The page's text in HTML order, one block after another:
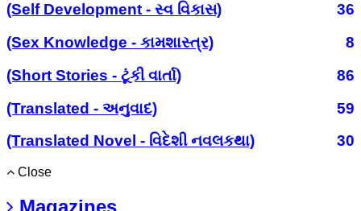
(Self Development - સ્વ વિકાસ)
36
(Sex Knowledge - કામશાસ્ત્ર)
8
(Short Stories - ટૂંકી વાર્તા)
86
(Translated - અનુવાદ)
59
(Translated Novel - વિદેશી નવલકથા)
30
Close
Magazines